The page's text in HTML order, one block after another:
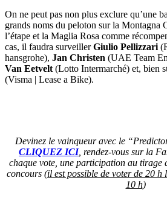
On ne peut pas non plus exclure qu’une
grands noms du peloton sur la Montagna
l’étape et la Maglia Rosa comme
cas, il faudra surveillerGiulio Pellizzari
hansgrohe), Jan Christen (UAE Team
Van Eetvelt (Lotto Intermarché) et, bien
(Visma | Lease a Bike).
Devinez le vainqueur avec le
CLIQUEZ ICI, rendez-vous sur la
chaque vote, une participation au tirage
concours (il est possible de voter de 20 h
10 h)